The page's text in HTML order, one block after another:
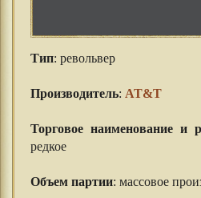
Тип: револьвер
Производитель: AT&T
Торговое наименование и
редкое
Объем партии: массовое